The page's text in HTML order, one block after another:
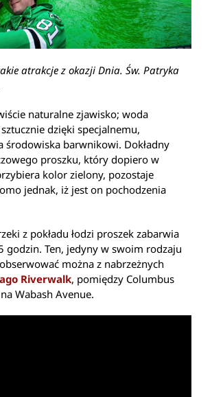
atrakcje z okazji Dnia. Św. Patryka
naturalne zjawisko; woda
dzięki specjalnemu,
środowiska barwnikowi. Dokładny
proszku, który dopiero w
kolor zielony, pozostaje
jednak, iż jest on pochodzenia
z pokładu łodzi proszek zabarwia
godzin. Ten, jedyny w swoim rodzaju
można z nabrzeżnych
Riverwalk, pomiędzy Columbus
Wabash Avenue.